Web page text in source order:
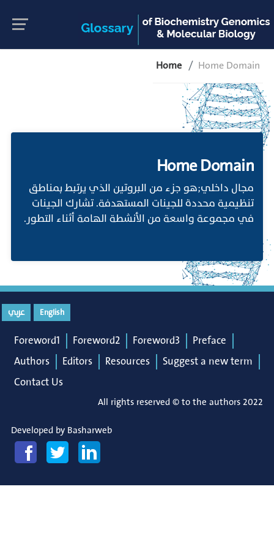
Home Home Domain
Home Domain
مجال داخلي;هو جزء من البروتين الذي يرتبط بمناطق
تنظيمية محددة للجينات المستهدفة. تشارك الجينات
في مجموعة واسعة من الأنشطة الهامة أثناء التطور.
English عربي
Foreword1 Foreword2 Foreword3
Preface
Authors
Editors Resources
Suggest a new term
Contact Us
All rights reserved © to the authors 2022
Developed by Basharweb